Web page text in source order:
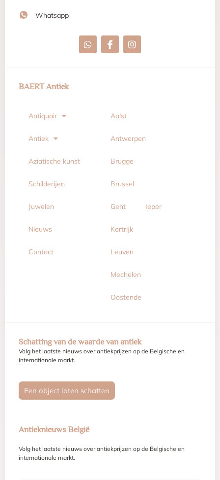
Whatsapp
BAERT Antiek
Antiquair
Antiek
Aziatische kunst
Schilderijen
Juwelen
Nieuws
Contact
Aalst
Antwerpen
Brugge
Brussel
Gent Ieper
Kortrijk
Leuven
Mechelen
Oostende
Schatting van de waarde van antiek
Volg het laatste nieuws over antiekprijzen op de Belgische en
internationale markt.
Een object laten schatten
Antieknieuws België
Volg het laatste nieuws over antiekprijzen op de Belgische en
internationale markt.